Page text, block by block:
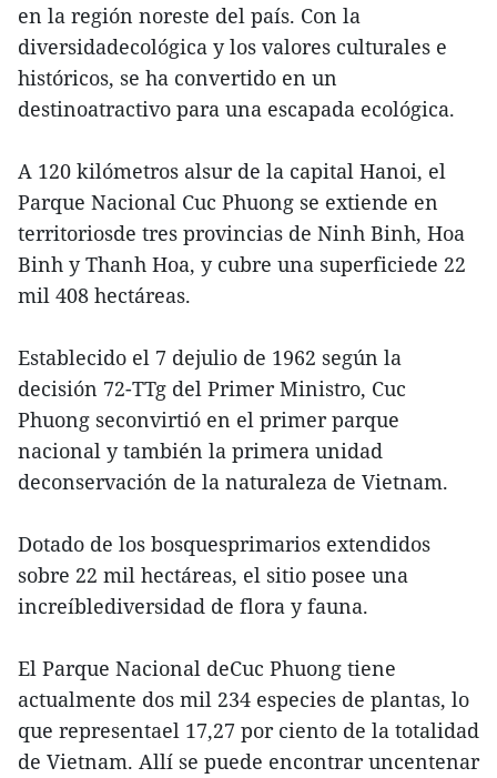
en la región noreste del país. Con la
diversidadecológica y los valores culturales e
históricos, se ha convertido en un
destinoatractivo para una escapada ecológica.
A 120 kilómetros alsur de la capital Hanoi, el
Parque Nacional Cuc Phuong se extiende en
territoriosde tres provincias de Ninh Binh, Hoa
Binh y Thanh Hoa, y cubre una superficiede 22
mil 408 hectáreas.
Establecido el 7 dejulio de 1962 según la
decisión 72-TTg del Primer Ministro, Cuc
Phuong seconvirtió en el primer parque
nacional y también la primera unidad
deconservación de la naturaleza de Vietnam.
Dotado de los bosquesprimarios extendidos
sobre 22 mil hectáreas, el sitio posee una
increíblediversidad de flora y fauna.
El Parque Nacional deCuc Phuong tiene
actualmente dos mil 234 especies de plantas, lo
que representael 17,27 por ciento de la totalidad
de Vietnam. Allí se puede encontrar uncentenar